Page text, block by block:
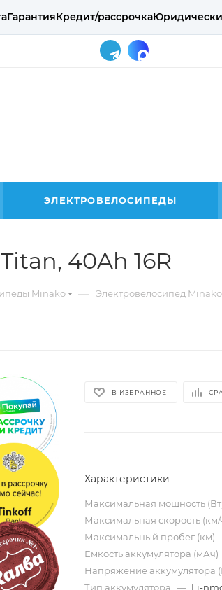
ГарантияКредит/рассрочка
ЭЛЕКТРОВЕЛОСИПЕДЫ
40Ah 16R
Minako — Электровелосипед
В ИЗБРАННОЕ
Характеристики
Максимальная мощность
Максимальная скорость (км/
Максимальный пробег (км)
Емкость аккумулятора (мАч)
Напряжение аккумулятора
Тип аккумулятора — Li-